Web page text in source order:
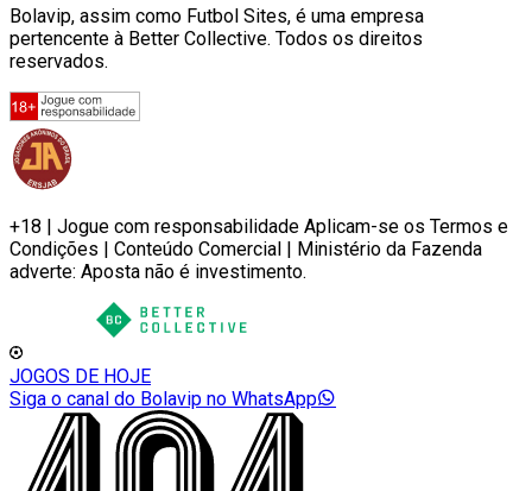
Bolavip, assim como Futbol Sites, é uma empresa
pertencente à Better Collective. Todos os direitos
reservados.
+18 | Jogue com responsabilidade Aplicam-se os Termos e
Condições | Conteúdo Comercial | Ministério da Fazenda
adverte: Aposta não é investimento.
JOGOS DE HOJE
Siga o canal do Bolavip no WhatsApp